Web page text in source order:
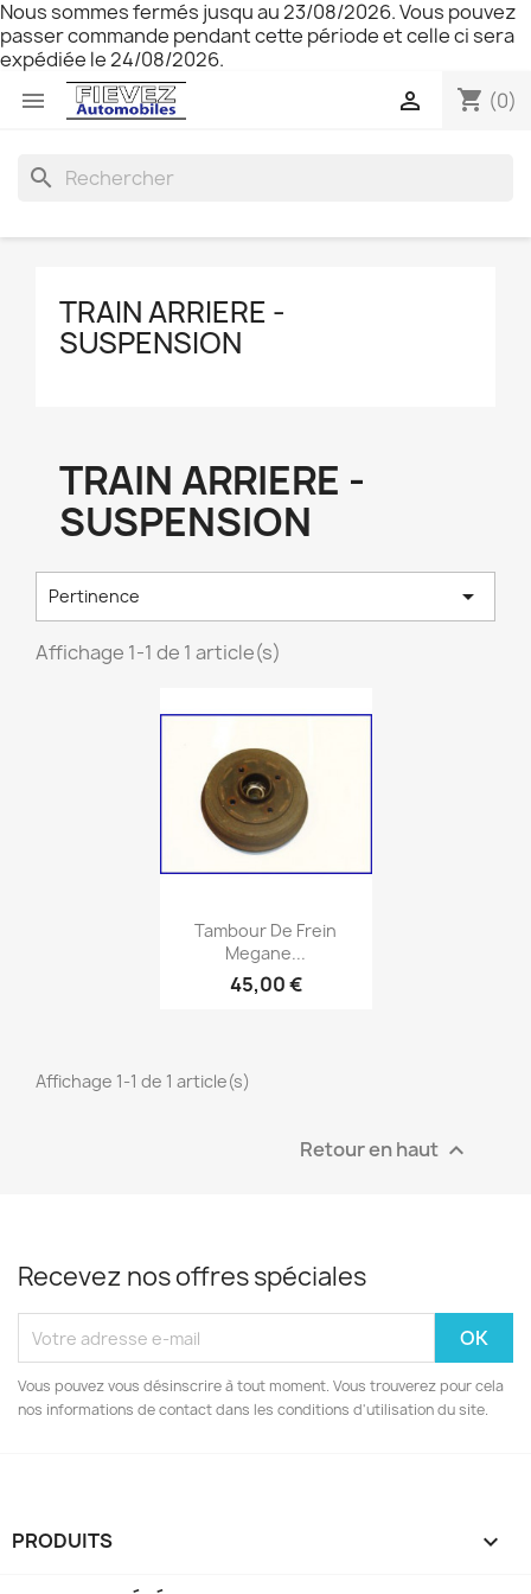
Nous sommes fermés jusqu au 23/08/2026. Vous pouvez
passer commande pendant cette période et celle ci sera
expédiée le 24/08/2026.
 shopping_cart (0)

search
TRAIN ARRIERE -
SUSPENSION
TRAIN ARRIERE -
SUSPENSION
Pertinence 
Affichage 1-1 de 1 article(s)
Aperçu rapide
Tambour De Frein
Megane...
45,00 €
Affichage 1-1 de 1 article(s)
Retour en haut 
Recevez nos offres spéciales
Vous pouvez vous désinscrire à tout moment. Vous trouverez pour cela
nos informations de contact dans les conditions d'utilisation du site.
PRODUITS 